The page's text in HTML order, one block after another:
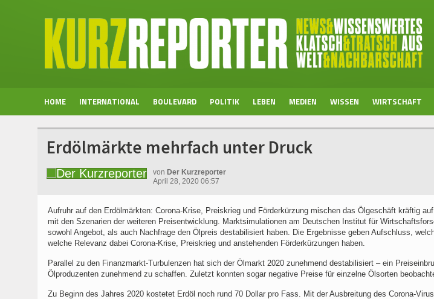
HOME INTERNATIONAL BOULEVARD POLITIK LEBEN MEDIEN WISSEN WIRTSCHAFT
Erdölmärkte mehrfach unter Druck
von Der Kurzreporter
April 28, 2020 06:57
Aufruhr auf den Erdölmärkten: Corona-Krise, Preiskrieg und Förderkürzung mischen das Ölgeschäft kräftig
mit den Szenarien der weiteren Preisentwicklung. Marktsimulationen am Deutschen Institut für
sowohl Angebot, als auch Nachfrage den Ölpreis destabilisiert haben. Die Ergebnisse geben Aufschluss,
welche Relevanz dabei Corona-Krise, Preiskrieg und anstehenden Förderkürzungen haben.
Parallel zu den Finanzmarkt-Turbulenzen hat sich der Ölmarkt 2020 zunehmend destabilisiert – ein
Ölproduzenten zunehmend zu schaffen. Zuletzt konnten sogar negative Preise für einzelne Ölsorten
Zu Beginn des Jahres 2020 kostetet Erdöl noch rund 70 Dollar pro Fass. Mit der Ausbreitung des Corona-